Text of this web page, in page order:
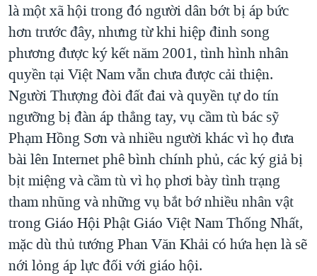
là một xã hội trong đó người dân bớt bị áp bức
hơn trước đây, nhưng từ khi hiệp đinh song
phương được ký kết năm 2001, tình hình nhân
quyền tại Việt Nam vẫn chưa được cải thiện.
Người Thượng đòi đất đai và quyền tự do tín
ngưỡng bị đàn áp thẳng tay, vụ cầm tù bác sỹ
Phạm Hồng Sơn và nhiều người khác vì họ đưa
bài lên Internet phê bình chính phủ, các ký giả bị
bịt miệng và cầm tù vì họ phơi bày tình trạng
tham nhũng và những vụ bắt bớ nhiều nhân vật
trong Giáo Hội Phật Giáo Việt Nam Thống Nhất,
mặc dù thủ tướng Phan Văn Khải có hứa hẹn là sẽ
nới lỏng áp lực đối với giáo hội.